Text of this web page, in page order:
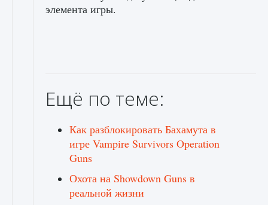
элемента игры.
Ещё по теме:
Как разблокировать Бахамута в
игре Vampire Survivors Operation
Guns
Охота на Showdown Guns в
реальной жизни